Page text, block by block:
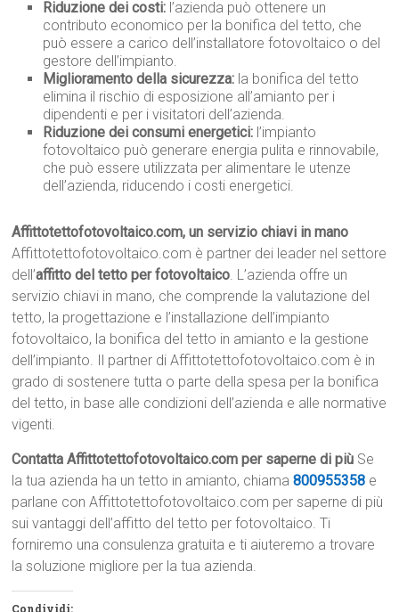
Riduzione dei costi: l’azienda può ottenere un
contributo economico per la bonifica del tetto, che
può essere a carico dell’installatore fotovoltaico o del
gestore dell’impianto.
Miglioramento della sicurezza: la bonifica del tetto
elimina il rischio di esposizione all’amianto per i
dipendenti e per i visitatori dell’azienda.
Riduzione dei consumi energetici: l’impianto
fotovoltaico può generare energia pulita e rinnovabile,
che può essere utilizzata per alimentare le utenze
dell’azienda, riducendo i costi energetici.
Affittotettofotovoltaico.com, un servizio chiavi in mano
Affittotettofotovoltaico.com è partner dei leader nel settore
dell’affitto del tetto per fotovoltaico. L’azienda offre un
servizio chiavi in mano, che comprende la valutazione del
tetto, la progettazione e l’installazione dell’impianto
fotovoltaico, la bonifica del tetto in amianto e la gestione
dell’impianto. Il partner di Affittotettofotovoltaico.com è in
grado di sostenere tutta o parte della spesa per la bonifica
del tetto, in base alle condizioni dell’azienda e alle normative
vigenti.
Contatta Affittotettofotovoltaico.com per saperne di più Se
la tua azienda ha un tetto in amianto, chiama800955358 e
parlane con Affittotettofotovoltaico.com per saperne di più
sui vantaggi dell’affitto del tetto per fotovoltaico. Ti
forniremo una consulenza gratuita e ti aiuteremo a trovare
la soluzione migliore per la tua azienda.
Condividi: